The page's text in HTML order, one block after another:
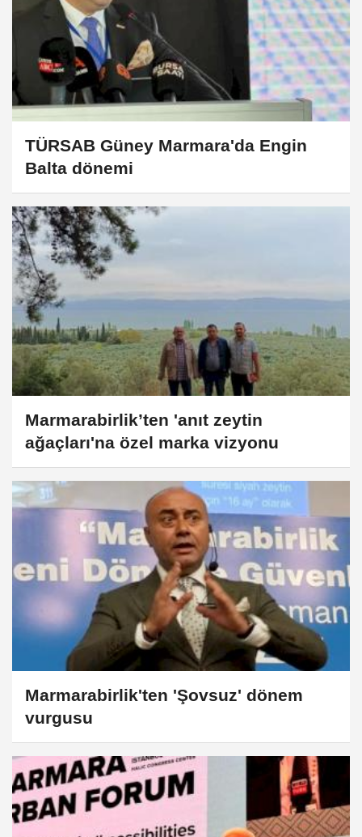
TÜRSAB Güney Marmara'da Engin
Balta dönemi
Marmarabirlik’ten 'anıt zeytin
ağaçları'na özel marka vizyonu
​Marmarabirlik'ten 'Şovsuz' dönem
vurgusu